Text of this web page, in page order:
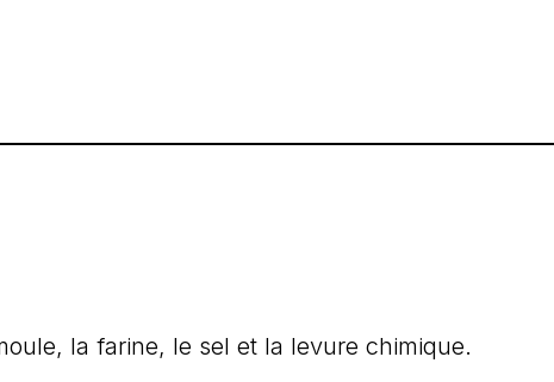
la farine, le sel et la levure chimique.